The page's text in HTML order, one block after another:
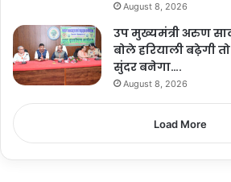
August 8, 2026
उप मुख्यमंत्री अरुण
बोले हरियाली बढ़ेगी
सुंदर बनेगा….
August 8, 2026
Load More